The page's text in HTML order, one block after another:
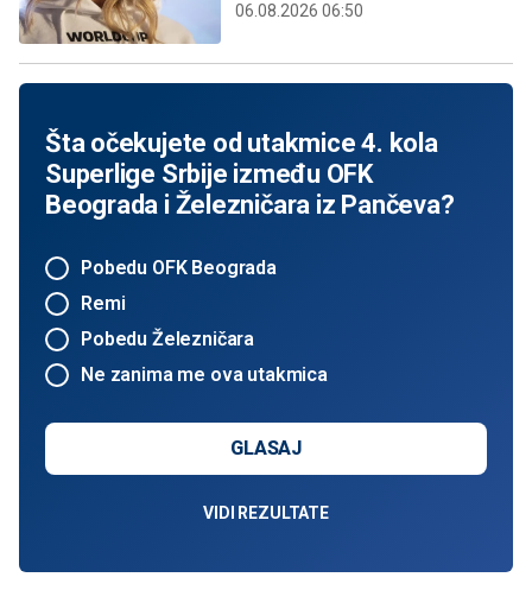
06.08.2026 06:50
Šta očekujete od utakmice 4. kola
Superlige Srbije između OFK
Beograda i Železničara iz Pančeva?
Pobedu OFK Beograda
Remi
Pobedu Železničara
Ne zanima me ova utakmica
GLASAJ
VIDI REZULTATE